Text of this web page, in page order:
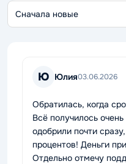
Ю Юлия03.06.2026
Обратилась, когда
Всё получилось
одобрили почти
процентов! Деньги
Отдельно отмечу